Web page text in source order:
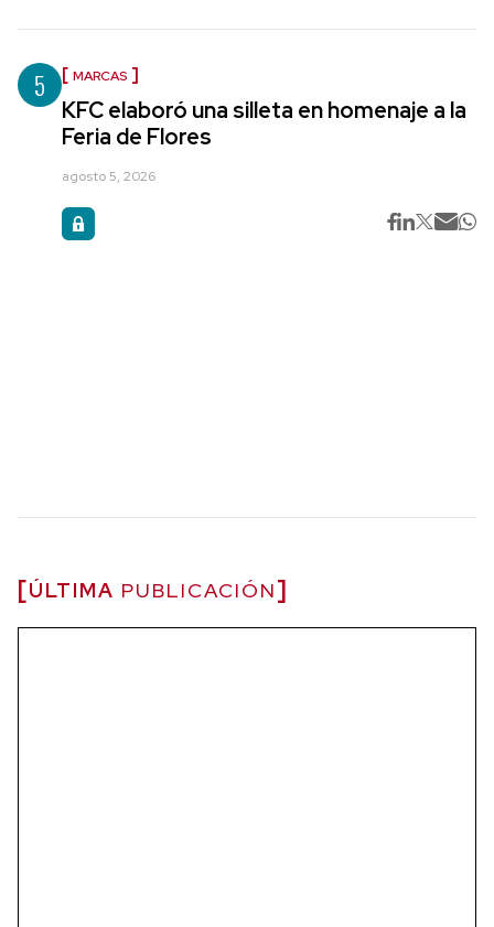
5 MARCAS
KFC elaboró una silleta en homenaje a la
Feria de Flores
agosto 5, 2026
ÚLTIMA PUBLICACIÓN